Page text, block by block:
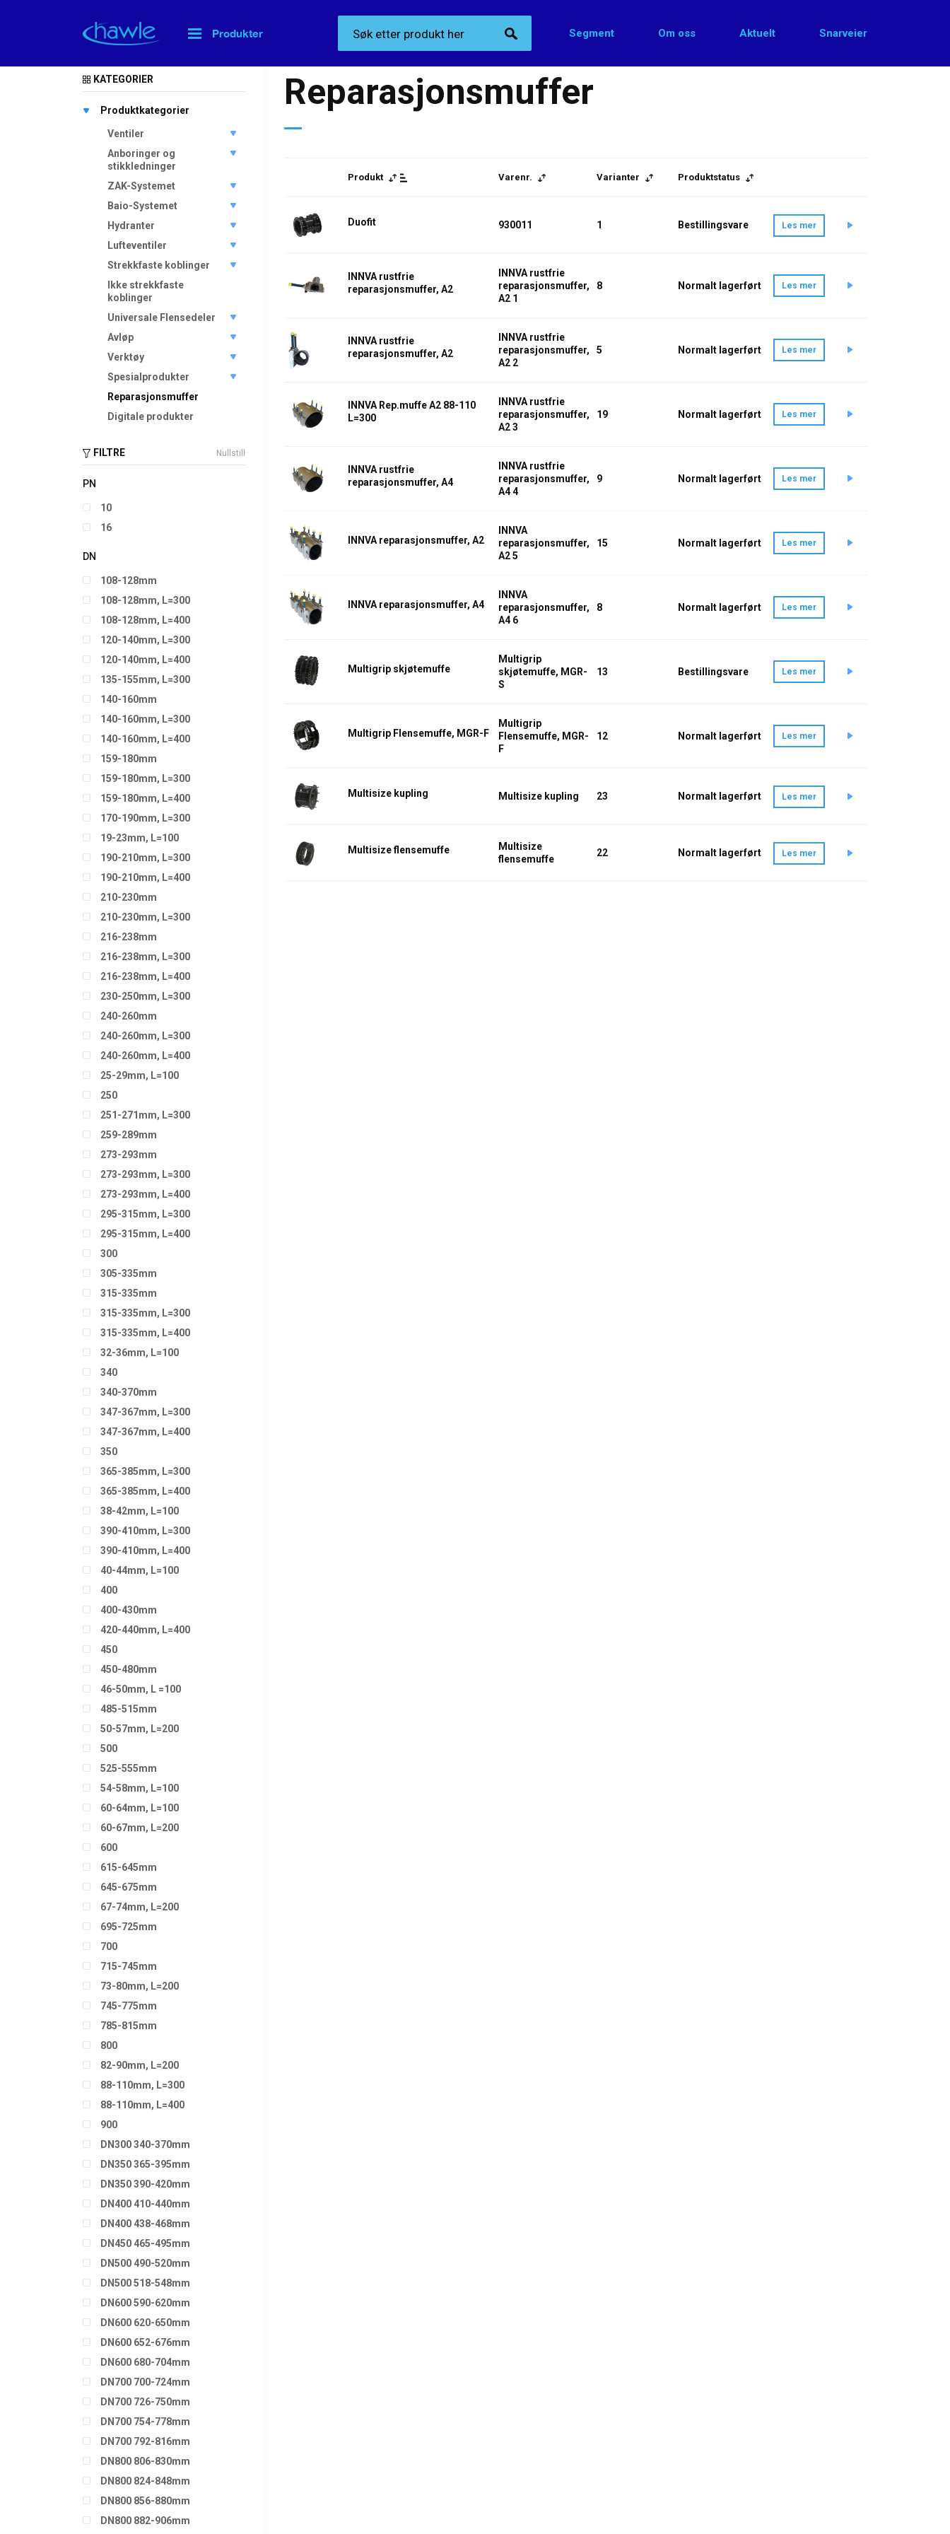
Produkter Segment Om oss Aktuelt Snarveier
KATEGORIER
Produktkategorier
Ventiler
Anboringer og
stikkledninger
ZAK-Systemet
Baio-Systemet
Hydranter
Lufteventiler
Strekkfaste koblinger
Ikke strekkfaste
koblinger
Universale Flensedeler
Avløp
Verktøy
Spesialprodukter
Reparasjonsmuffer
Digitale produkter
FILTRE Nullstill
PN
10
16
DN
108-128mm
108-128mm, L=300
108-128mm, L=400
120-140mm, L=300
120-140mm, L=400
135-155mm, L=300
140-160mm
140-160mm, L=300
140-160mm, L=400
159-180mm
159-180mm, L=300
159-180mm, L=400
170-190mm, L=300
19-23mm, L=100
190-210mm, L=300
190-210mm, L=400
210-230mm
210-230mm, L=300
216-238mm
216-238mm, L=300
216-238mm, L=400
230-250mm, L=300
240-260mm
240-260mm, L=300
240-260mm, L=400
25-29mm, L=100
250
251-271mm, L=300
259-289mm
273-293mm
273-293mm, L=300
273-293mm, L=400
295-315mm, L=300
295-315mm, L=400
300
305-335mm
315-335mm
315-335mm, L=300
315-335mm, L=400
32-36mm, L=100
340
340-370mm
347-367mm, L=300
347-367mm, L=400
350
365-385mm, L=300
365-385mm, L=400
38-42mm, L=100
390-410mm, L=300
390-410mm, L=400
40-44mm, L=100
400
400-430mm
420-440mm, L=400
450
450-480mm
46-50mm, L =100
485-515mm
50-57mm, L=200
500
525-555mm
54-58mm, L=100
60-64mm, L=100
60-67mm, L=200
600
615-645mm
645-675mm
67-74mm, L=200
695-725mm
700
715-745mm
73-80mm, L=200
745-775mm
785-815mm
800
82-90mm, L=200
88-110mm, L=300
88-110mm, L=400
900
DN300 340-370mm
DN350 365-395mm
DN350 390-420mm
DN400 410-440mm
DN400 438-468mm
DN450 465-495mm
DN500 490-520mm
DN500 518-548mm
DN600 590-620mm
DN600 620-650mm
DN600 652-676mm
DN600 680-704mm
DN700 700-724mm
DN700 726-750mm
DN700 754-778mm
DN700 792-816mm
DN800 806-830mm
DN800 824-848mm
DN800 856-880mm
DN800 882-906mm
Produktkategorier> Reparasjonsmuffer
Reparasjonsmuffer
Produkt Varenr. Varianter Produktstatus
Duofit 930011 1 Bestillingsvare Les mer
INNVA rustfrie
reparasjonsmuffer, A2
INNVA rustfrie
reparasjonsmuffer,
A2 1
8 Normalt lagerført Les mer
INNVA rustfrie
reparasjonsmuffer, A2
INNVA rustfrie
reparasjonsmuffer,
A2 2
5 Normalt lagerført Les mer
INNVA Rep.muffe A2 88-110
L=300
INNVA rustfrie
reparasjonsmuffer,
A2 3
19 Normalt lagerført Les mer
INNVA rustfrie
reparasjonsmuffer, A4
INNVA rustfrie
reparasjonsmuffer,
A4 4
9 Normalt lagerført Les mer
INNVA reparasjonsmuffer, A2
INNVA
reparasjonsmuffer,
A2 5
15 Normalt lagerført Les mer
INNVA reparasjonsmuffer, A4
INNVA
reparasjonsmuffer,
A4 6
8 Normalt lagerført Les mer
Multigrip skjøtemuffe
Multigrip
skjøtemuffe, MGR-
S
13 Bestillingsvare Les mer
Multigrip Flensemuffe, MGR-F
Multigrip
Flensemuffe, MGR-
F
12 Normalt lagerført Les mer
Multisize kupling Multisize kupling 23 Normalt lagerført Les mer
Multisize flensemuffe
Multisize
flensemuffe
22 Normalt lagerført Les mer